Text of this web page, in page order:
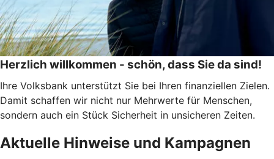
Herzlich willkommen - schön, dass Sie da sind!
Ihre Volksbank unterstützt Sie bei Ihren finanziellen Zielen.
Damit schaffen wir nicht nur Mehrwerte für Menschen,
sondern auch ein Stück Sicherheit in unsicheren Zeiten.
Aktuelle Hinweise und Kampagnen